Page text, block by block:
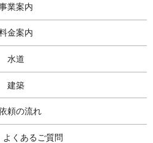
業案内
金案内
水道
建築
頼の流れ
よくあるご質問